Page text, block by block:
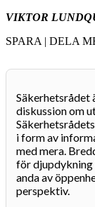
VIKTOR
SPARA | DELA
Säkerhetsrådet
diskussion om
i form av
med mera.
för djupdykning
anda av
perspektiv.